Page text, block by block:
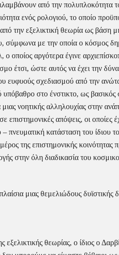
από την πολυπλοκότητα
ενός ρολογιού, το οποίο
την εξελικτική θεωρία ως
σύμφωνα με την οποία ο κόσμος
αργότερα έγινε
έτσι, ώστε αυτός να έχει την
ευφυούς σχεδιασμού από την
υπόβαθρο στο ένστικτο, ως
νοητικής αλληλουχίας στην
επιστημονικές απόψεις, οι
πνευματική κατάσταση του ίδιου
της επιστημονικής κοινότητας
στην όλη διαδικασία του
μιας θεμελιώδους
θεωρίας, ο ίδιος ο